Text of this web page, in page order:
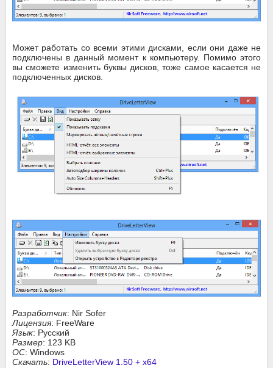
Может работать со всеми этими дисками, если они даже не
подключены в данный момент к компьютеру. Помимо этого
вы сможете изменить буквы дисков, тоже самое касается не
подключенных дисков.
Разработчик: Nir Sofer
Лицензия: FreeWare
Язык: Русский
Размер: 123 KB
ОС: Windows
Скачать: DriveLetterView 1.50 + x64